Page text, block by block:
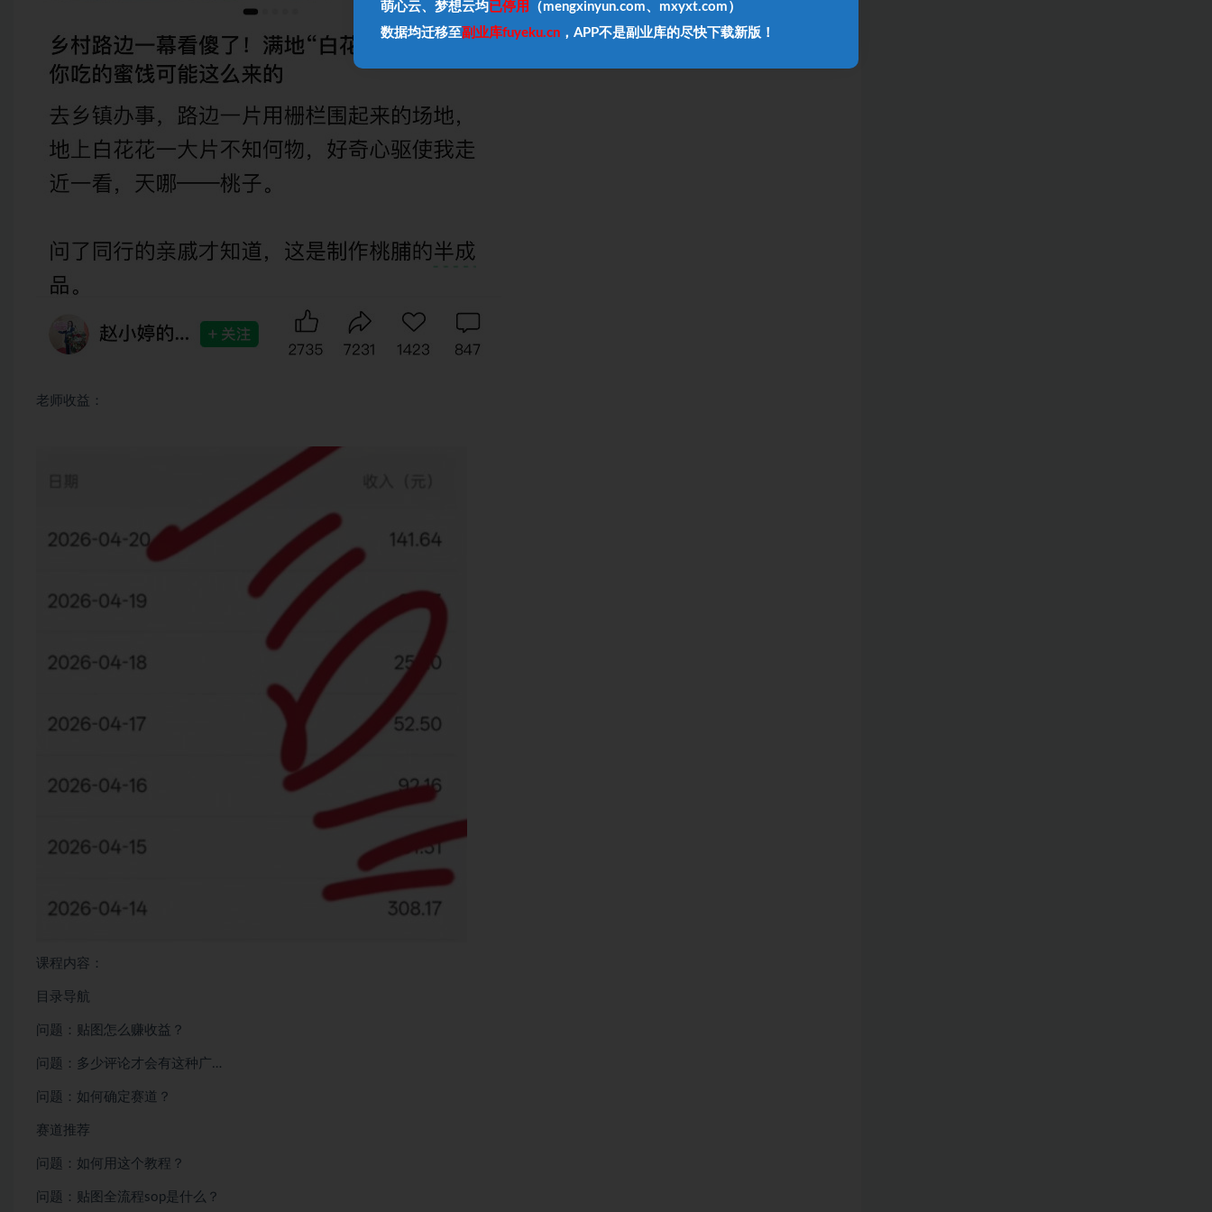
老师收益：
课程内容：
目录导航
问题：贴图怎么赚收益？
问题：多少评论才会有这种广…
问题：如何确定赛道？
赛道推荐
问题：如何用这个教程？
问题：贴图全流程sop是什么？
萌心云、梦想云均 已停用
（mengxinyun.com、mxyxt.com）
数据均迁移至副业库fuyeku.cn ，APP不是副业库的尽快下载新版！